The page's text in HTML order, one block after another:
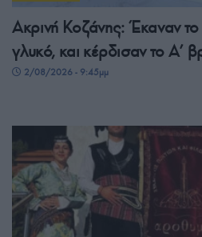
Ακρινή Κοζάνης: Έκαναν το
γλυκό, και κέρδισαν το A’
2/08/2026 - 9:45μμ